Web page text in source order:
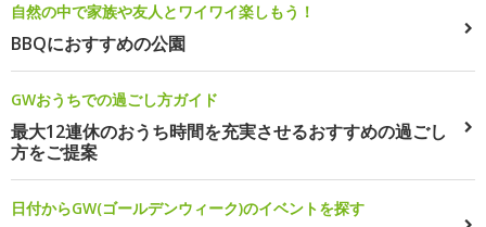
自然の中で家族や友人とワイワイ楽しもう！
BBQにおすすめの公園
GWおうちでの過ごし方ガイド
最大12連休のおうち時間を充実させるおすすめの過ごし
方をご提案
日付からGW(ゴールデンウィーク)のイベントを探す